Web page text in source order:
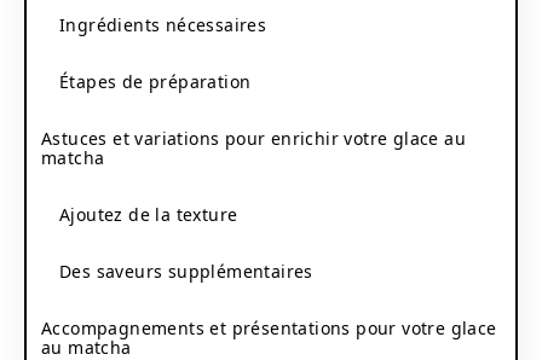
Ingrédients nécessaires
Étapes de préparation
Astuces et variations pour enrichir votre glace au
matcha
Ajoutez de la texture
Des saveurs supplémentaires
Accompagnements et présentations pour votre glace
au matcha